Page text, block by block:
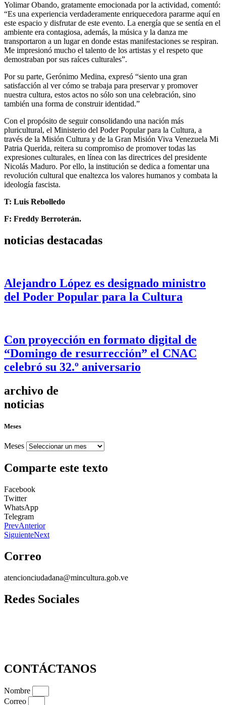
Yolimar Obando, gratamente emocionada por la actividad, comentó:
“Es una experiencia verdaderamente enriquecedora pararme aquí en
este espacio y disfrutar de este evento. La energía que se sentía en el
ambiente era contagiosa, además, la música y la danza me
transportaron a un lugar en donde estas manifestaciones se respiran.
Me impresionó mucho el talento de los artistas y el respeto que
demostraban por sus raíces culturales”.
Por su parte, Gerónimo Medina, expresó “siento una gran
satisfacción al ver cómo se trabaja para preservar y promover
nuestra cultura, estos actos no sólo son una celebración, sino
también una forma de construir identidad.”
Con el propósito de seguir consolidando una nación más
pluricultural, el Ministerio del Poder Popular para la Cultura, a
través de la Misión Cultura y de la Gran Misión Viva Venezuela Mi
Patria Querida, reitera su compromiso de promover todas las
expresiones culturales, en línea con las directrices del presidente
Nicolás Maduro. Por ello, la institución se dedica a fomentar una
revolución cultural que enaltezca los valores humanos y combata la
ideología fascista.
T: Luis Rebolledo
F: Freddy Berroterán.
noticias destacadas
Alejandro López es designado ministro
del Poder Popular para la Cultura
Con proyección en formato digital de
“Domingo de resurrección” el CNAC
celebró su 32.º aniversario
archivo de
noticias
Meses
Meses
Comparte este texto
Facebook
Twitter
WhatsApp
Telegram
PrevAnterior
SiguienteNext
Correo
atencionciudadana@mincultura.gob.ve
Redes Sociales
CONTÁCTANOS
Nombre
Correo